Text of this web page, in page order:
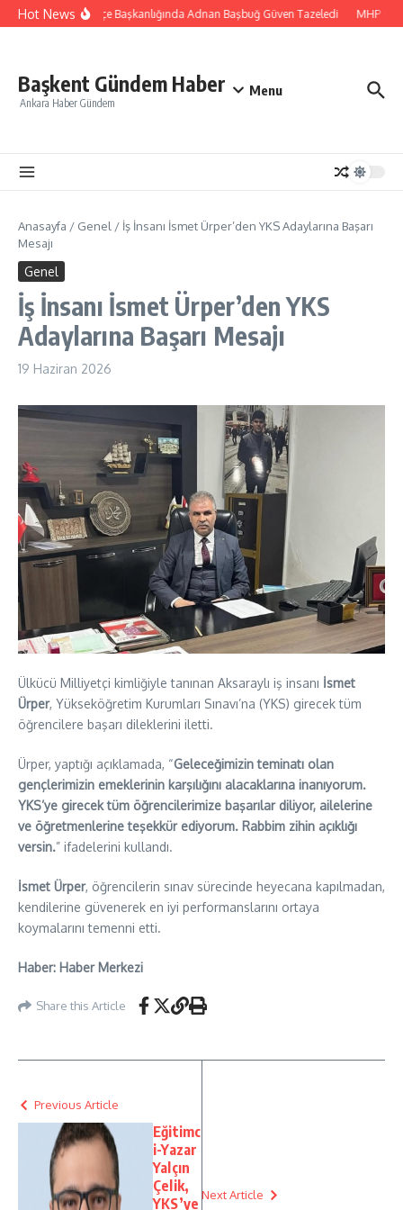
İçeriğe atla
Hot News
MHP Gülağaç İlçe Başkanlığında Adnan Başbuğ Güven Tazeledi MHP
Başkent Gündem Haber
Ankara Haber Gündem
Menu
Anasayfa / Genel / İş İnsanı İsmet Ürper’den YKS Adaylarına Başarı
Mesajı
Genel
İş İnsanı İsmet Ürper’den YKS
Adaylarına Başarı Mesajı
19 Haziran 2026
Ülkücü Milliyetçi kimliğiyle tanınan Aksaraylı iş insanı İsmet
Ürper, Yükseköğretim Kurumları Sınavı’na (YKS) girecek tüm
öğrencilere başarı dileklerini iletti.
Ürper, yaptığı açıklamada, “Geleceğimizin teminatı olan
gençlerimizin emeklerinin karşılığını alacaklarına inanıyorum.
YKS’ye girecek tüm öğrencilerimize başarılar diliyor, ailelerine
ve öğretmenlerine teşekkür ediyorum. Rabbim zihin açıklığı
versin.” ifadelerini kullandı.
İsmet Ürper, öğrencilerin sınav sürecinde heyecana kapılmadan,
kendilerine güvenerek en iyi performanslarını ortaya
koymalarını temenni etti.
Haber: Haber Merkezi
Share this Article
Previous Article
Eğitimc
i-Yazar
Yalçın
Çelik,
YKS’ye Next Article